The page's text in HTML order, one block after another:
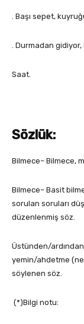
. Başı sepet,
. Durmadan gidiyor,
Saat.
Sözlük:
Bilmece– Bilmece,
Bilmece– Basit
sorulan soruları
düzenlenmiş söz.
Üstünden/
yemin/ahdetme
söylenen söz.
(*)Bilgi notu: